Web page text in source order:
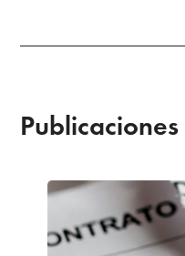
Publicaciones